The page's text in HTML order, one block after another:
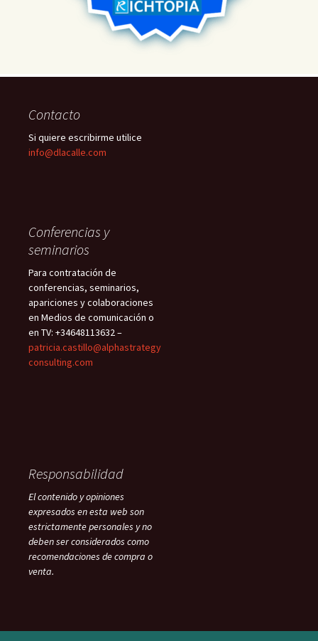
Contacto
Si quiere escribirme utilice
info@dlacalle.com
Conferencias y
seminarios
Para contratación de
conferencias, seminarios,
apariciones y colaboraciones
en Medios de comunicación o
en TV: +34648113632 –
patricia.castillo@alphastrategy
consulting.com
Responsabilidad
El contenido y opiniones
expresados en esta web son
estrictamente personales y no
deben ser considerados como
recomendaciones de compra o
venta.